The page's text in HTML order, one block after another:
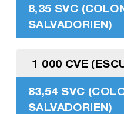
8,35 SVC
SALVADORIEN)
1 000 CVE
83,54 SVC
SALVADORIEN)